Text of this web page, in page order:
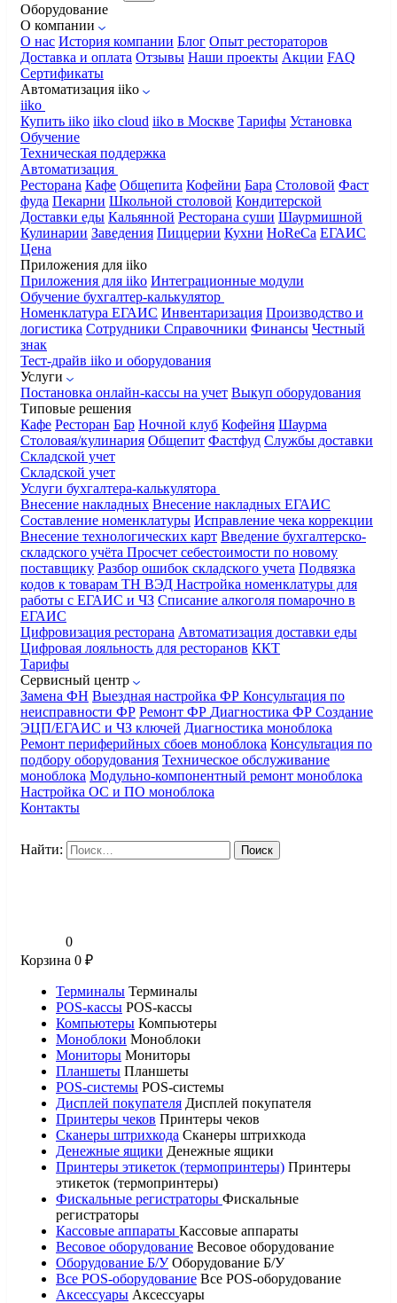
Оборудование
О компании
О нас История компании Блог Опыт рестораторов
Доставка и оплата Отзывы Наши проекты Акции FAQ
Сертификаты
Автоматизация iiko
iiko
Купить iiko iiko cloud iiko в Москве Тарифы Установка
Обучение
Техническая поддержка
Автоматизация
Ресторана Кафе Общепита Кофейни Бара Столовой Фаст
фуда Пекарни Школьной столовой Кондитерской
Доставки еды Кальянной Ресторана суши Шаурмишной
Кулинарии Заведения Пиццерии Кухни HoReCa ЕГАИС
Цена
Приложения для iiko
Приложения для iiko Интеграционные модули
Обучение бухгалтер-калькулятор
Номенклатура ЕГАИС Инвентаризация Производство и
логистика Сотрудники Справочники Финансы Честный
знак
Тест-драйв iiko и оборудования
Услуги
Постановка онлайн-кассы на учет Выкуп оборудования
Типовые решения
Кафе Ресторан Бар Ночной клуб Кофейня Шаурма
Столовая/кулинария Общепит Фастфуд Службы доставки
Складской учет
Складской учет
Услуги бухгалтера-калькулятора
Внесение накладных Внесение накладных ЕГАИС
Составление номенклатуры Исправление чека коррекции
Внесение технологических карт Введение бухгалтерско-
складского учёта Просчет себестоимости по новому
поставщику Разбор ошибок складского учета Подвязка
кодов к товарам ТН ВЭД Настройка номенклатуры для
работы с ЕГАИС и ЧЗ Списание алкоголя помарочно в
ЕГАИС
Цифровизация ресторана Автоматизация доставки еды
Цифровая лояльность для ресторанов ККТ
Тарифы
Сервисный центр
Замена ФН Выездная настройка ФР Консультация по
неисправности ФР Ремонт ФР Диагностика ФР Создание
ЭЦП/ЕГАИС и ЧЗ ключей Диагностика моноблока
Ремонт периферийных сбоев моноблока Консультация по
подбору оборудования Техническое обслуживание
моноблока Модульно-компонентный ремонт моноблока
Настройка ОС и ПО моноблока
Контакты
Найти:
0
Корзина 0 ₽
Терминалы Терминалы
POS-кассы POS-кассы
Компьютеры Компьютеры
Моноблоки Моноблоки
Мониторы Мониторы
Планшеты Планшеты
POS-системы POS-системы
Дисплей покупателя Дисплей покупателя
Принтеры чеков Принтеры чеков
Сканеры штрихкода Сканеры штрихкода
Денежные ящики Денежные ящики
Принтеры этикеток (термопринтеры) Принтеры
этикеток (термопринтеры)
Фискальные регистраторы Фискальные
регистраторы
Кассовые аппараты Кассовые аппараты
Весовое оборудование Весовое оборудование
Оборудование Б/У Оборудование Б/У
Все POS-оборудование Все POS-оборудование
Аксессуары Аксессуары